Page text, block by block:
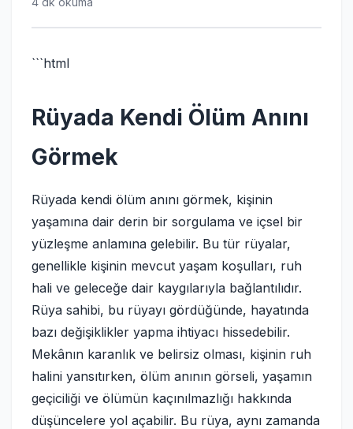
```html
Rüyada Kendi Ölüm Anını
Görmek
Rüyada kendi ölüm anını görmek, kişinin
yaşamına dair derin bir sorgulama ve içsel bir
yüzleşme anlamına gelebilir. Bu tür rüyalar,
genellikle kişinin mevcut yaşam koşulları, ruh
hali ve geleceğe dair kaygılarıyla bağlantılıdır.
Rüya sahibi, bu rüyayı gördüğünde, hayatında
bazı değişiklikler yapma ihtiyacı hissedebilir.
Mekânın karanlık ve belirsiz olması, kişinin ruh
halini yansıtırken, ölüm anının görseli, yaşamın
geçiciliği ve ölümün kaçınılmazlığı hakkında
düşüncelere yol açabilir. Bu rüya, aynı zamanda